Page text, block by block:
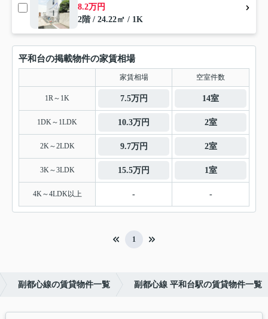
8.2万円
2階 / 24.22㎡ / 1K
平和台の掲載物件の家賃相場
家賃相場 空室件数
1R～1K 7.5万円 14室
1DK～1LDK 10.3万円 2室
2K～2LDK 9.7万円 2室
3K～3LDK 15.5万円 1室
4K～4LDK以上 - -
1
副都心線の賃貸物件一覧 副都心線 平和台駅の賃貸物件一覧